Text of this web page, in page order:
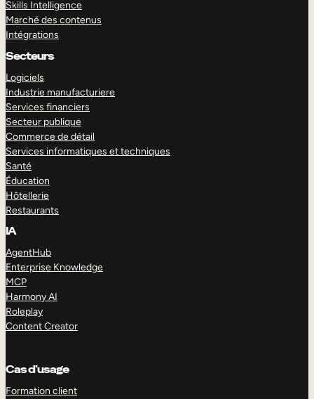
Skills Intelligence
Marché des contenus
Intégrations
Secteurs
Logiciels
Industrie manufacturiere
Services financiers
Secteur publique
Commerce de détail
Services informatiques et techniques
Santé
Éducation
Hôtellerie
Restaurants
IA
AgentHub
Enterprise Knowledge
MCP
Harmony AI
Roleplay
Content Creator
Cas d’usage
Formation client